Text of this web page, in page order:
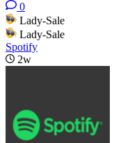
0
Lady-Sale
Lady-Sale
Spotify
2w